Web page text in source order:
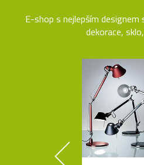
E-shop s nejlepším
dekorace,